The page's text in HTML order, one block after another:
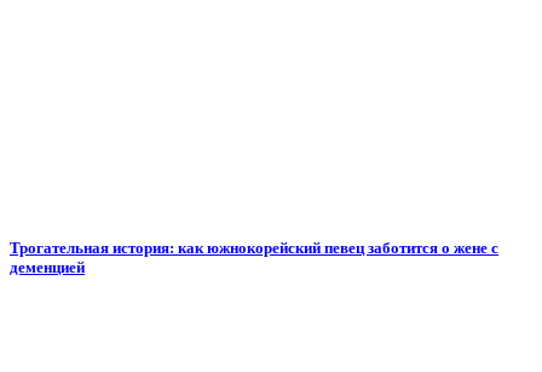
Трогательная история: как южнокорейский певец заботится о жене с
деменцией